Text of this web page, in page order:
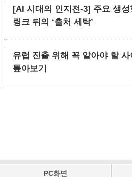
[AI 시대의 인지전-3] 주요 생성
링크 뒤의 ‘출처 세탁’
유럽 진출 위해 꼭 알아야 할 사
톺아보기
PC화면